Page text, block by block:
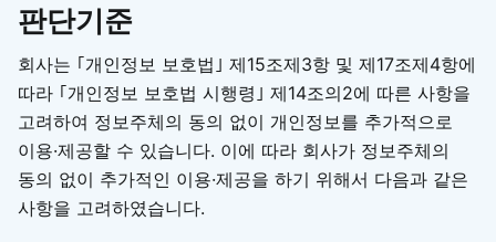
판단기준
회사는 ｢개인정보 보호법｣ 제15조제3항 및 제17조제4항에
따라 ｢개인정보 보호법 시행령｣ 제14조의2에 따른 사항을
고려하여 정보주체의 동의 없이 개인정보를 추가적으로
이용·제공할 수 있습니다. 이에 따라 회사가 정보주체의
동의 없이 추가적인 이용·제공을 하기 위해서 다음과 같은
사항을 고려하였습니다.